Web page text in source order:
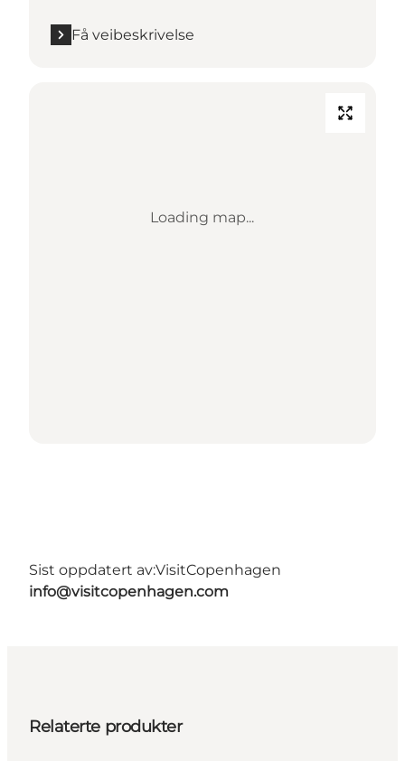
Få veibeskrivelse
Loading map...
Sist oppdatert av:VisitCopenhagen
info@visitcopenhagen.com
Relaterte produkter